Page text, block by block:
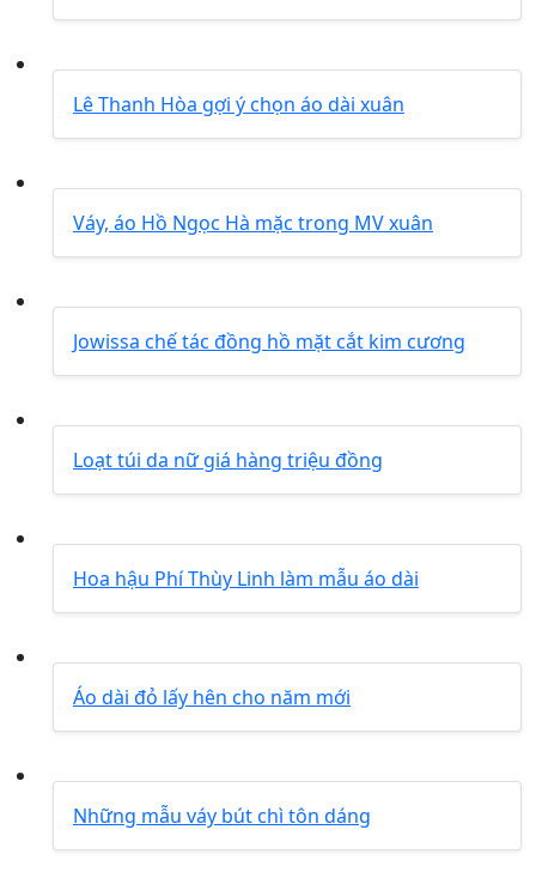
Lê Thanh Hòa gợi ý chọn áo dài xuân
Váy, áo Hồ Ngọc Hà mặc trong MV xuân
Jowissa chế tác đồng hồ mặt cắt kim cương
Loạt túi da nữ giá hàng triệu đồng
Hoa hậu Phí Thùy Linh làm mẫu áo dài
Áo dài đỏ lấy hên cho năm mới
Những mẫu váy bút chì tôn dáng